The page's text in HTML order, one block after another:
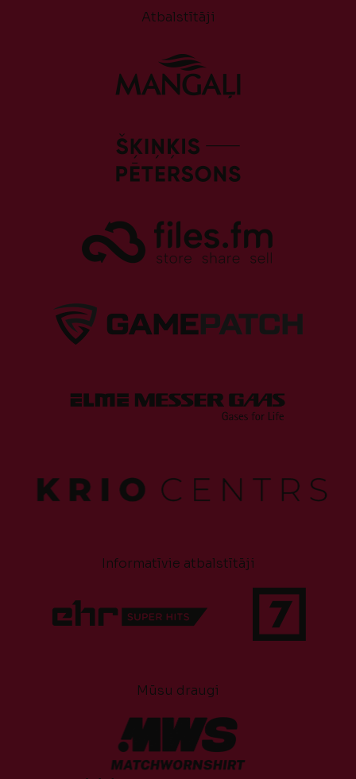
Atbalstītāji
Informatīvie atbalstītāji
Mūsu draugi